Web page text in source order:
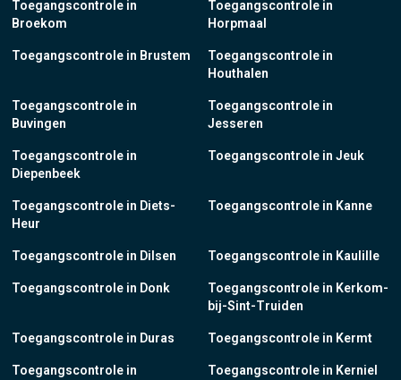
Toegangscontrole in
Broekom
Toegangscontrole in Brustem
Toegangscontrole in
Buvingen
Toegangscontrole in
Diepenbeek
Toegangscontrole in Diets-
Heur
Toegangscontrole in Dilsen
Toegangscontrole in Donk
Toegangscontrole in Duras
Toegangscontrole in
Toegangscontrole in
Horpmaal
Toegangscontrole in
Houthalen
Toegangscontrole in
Jesseren
Toegangscontrole in Jeuk
Toegangscontrole in Kanne
Toegangscontrole in Kaulille
Toegangscontrole in Kerkom-
bij-Sint-Truiden
Toegangscontrole in Kermt
Toegangscontrole in Kerniel